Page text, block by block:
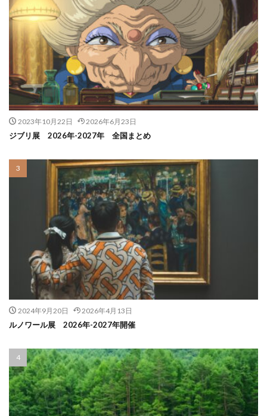
2023年10月22日 2026年6月23日
ジブリ展 2026年-2027年 全国まとめ
2024年9月20日 2026年4月13日
ルノワール展 2026年-2027年開催